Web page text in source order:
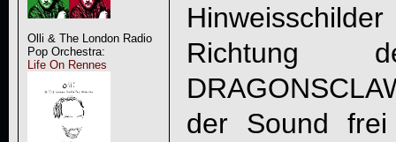
Olli & The London Radio
Pop Orchestra:
Life On Rennes
Richtung
der Sound